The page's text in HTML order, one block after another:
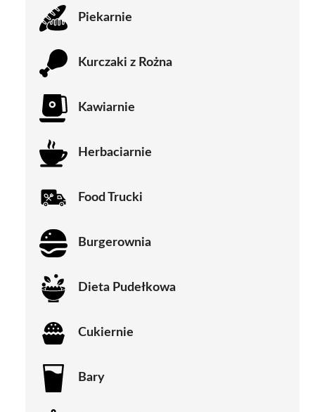
Piekarnie
Kurczaki z Rożna
Kawiarnie
Herbaciarnie
Food Trucki
Burgerownia
Dieta Pudełkowa
Cukiernie
Bary